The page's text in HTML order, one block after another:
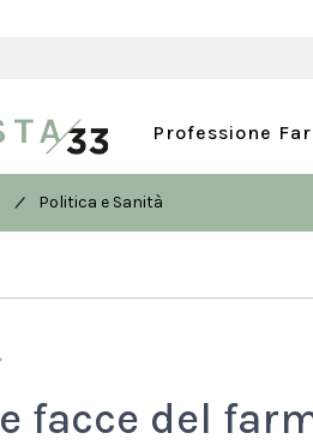
Professione
/ Politica e Sanità
facce del